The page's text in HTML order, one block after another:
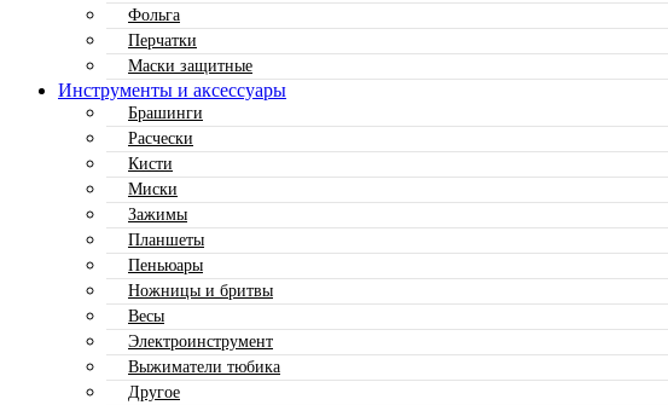
Фольга
Перчатки
Маски защитные
Инструменты и аксессуары
Брашинги
Расчески
Кисти
Миски
Зажимы
Планшеты
Пеньюары
Ножницы и бритвы
Весы
Электроинструмент
Выжиматели тюбика
Другое